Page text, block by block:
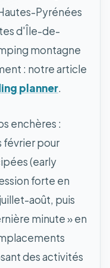
Pyrénées
d'Île-de-
montagne
: notre article
planner.
enchères :
février pour
(early
forte en
août, puis
minute » en
des activités